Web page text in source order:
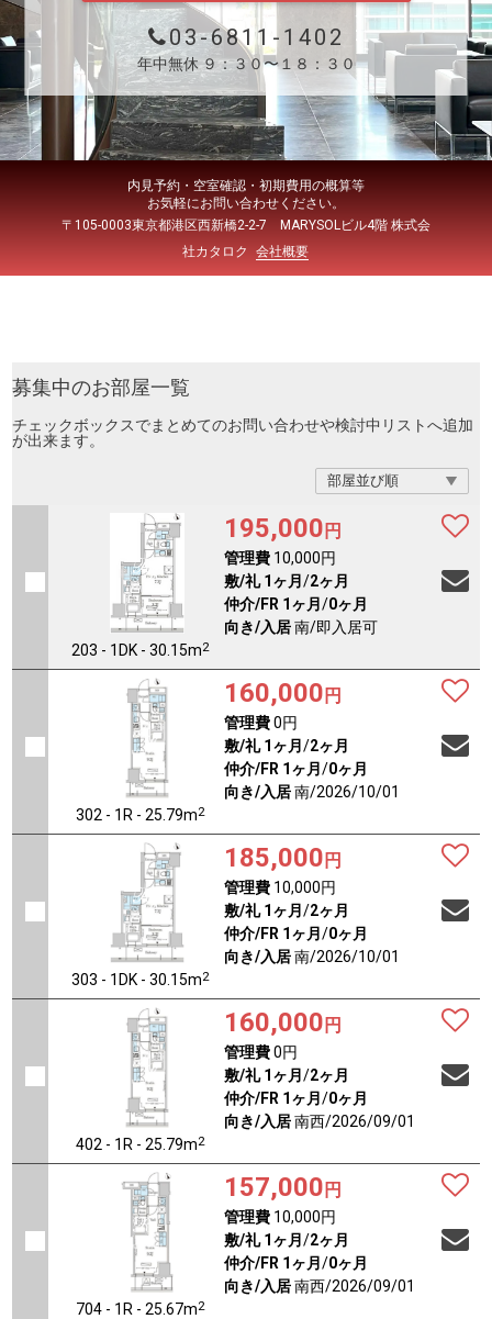
03-6811-1402
年中無休 ９：３０〜１８：３０
内見予約・空室確認・初期費用の概算等
お気軽にお問い合わせください。
〒105-0003東京都港区西新橋2-2-7 MARYSOLビル4階 株式会
社カタロク
会社概要
募集中のお部屋一覧
チェックボックスでまとめてのお問い合わせや検討中リストへ追加
が出来ます。
203 - 1DK - 30.15m2
195,000 円
管理費10,000円
敷/礼 1ヶ月 /2ヶ月
仲介/FR 1ヶ月 /0ヶ月
向き/入居南/即入居可
302 - 1R - 25.79m2
160,000 円
管理費0円
敷/礼 1ヶ月 /2ヶ月
仲介/FR 1ヶ月 /0ヶ月
向き/入居南/2026/10/01
303 - 1DK - 30.15m2
185,000 円
管理費10,000円
敷/礼 1ヶ月 /2ヶ月
仲介/FR 1ヶ月 /0ヶ月
向き/入居南/2026/10/01
402 - 1R - 25.79m2
160,000 円
管理費0円
敷/礼 1ヶ月 /2ヶ月
仲介/FR 1ヶ月 /0ヶ月
向き/入居南西/2026/09/01
704 - 1R - 25.67m2
157,000 円
管理費10,000円
敷/礼 1ヶ月 /2ヶ月
仲介/FR 1ヶ月 /0ヶ月
向き/入居南西/2026/09/01